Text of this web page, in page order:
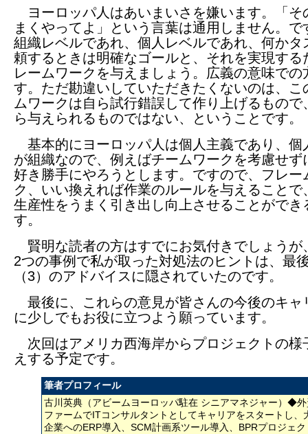
ヨーロッパ人はあいまいさを嫌います。「そ
まくやってよ」という言葉は通用しません。で
組織レベルであれ、個人レベルであれ、何かタ
頼するときは明確なゴールと、それを実現する
レームワークを与えましょう。広義の意味での
す。ただ勘違いしていただきたくないのは、こ
ムワークは自ら試行錯誤して作り上げるもので
ら与えられるものではない、ということです。
基本的にヨーロッパ人は個人主義であり、個
が組織なので、例えばチームワークを考慮せず
好き勝手にやろうとします。ですので、フレー
ク、いい換えれば作業のルールを与えることで
生産性をうまく引き出し向上させることができ
す。
賢明な読者の方はすでにお気付きでしょうが
2つの事例で私が取った対処法のヒントは、最
（3）のアドバイスに隠されていたのです。
最後に、これらの意見が皆さんの今後のキャ
に少しでもお役に立つよう願っています。
次回はアメリカ西海岸からプロジェクトの様
えする予定です。
筆者プロフィール
古川英典（アビームヨーロッパ駐在 シニアマネジャー）◆
ファームでITコンサルタントとしてキャリアをスタートし、
企業へのERP導入、SCM計画系ツール導入、BPRプロジェク